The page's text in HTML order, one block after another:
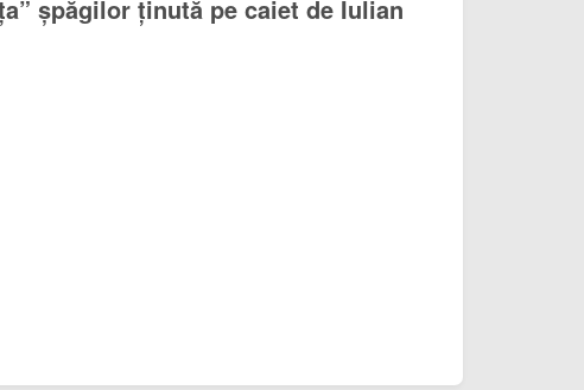
șpăgilor ținută pe caiet de Iulian